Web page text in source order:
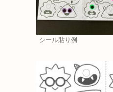
シール貼り例